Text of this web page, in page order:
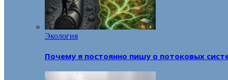
Экология
Почему я постоянно пишу о потоковых